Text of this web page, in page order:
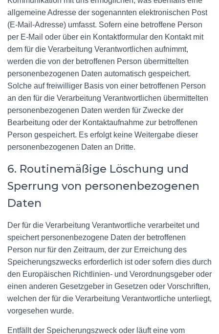
allgemeine Adresse der sogenannten elektronischen Post
(E-Mail-Adresse) umfasst. Sofern eine betroffene Person
per E-Mail oder über ein Kontaktformular den Kontakt mit
dem für die Verarbeitung Verantwortlichen aufnimmt,
werden die von der betroffenen Person übermittelten
personenbezogenen Daten automatisch gespeichert.
Solche auf freiwilliger Basis von einer betroffenen Person
an den für die Verarbeitung Verantwortlichen übermittelten
personenbezogenen Daten werden für Zwecke der
Bearbeitung oder der Kontaktaufnahme zur betroffenen
Person gespeichert. Es erfolgt keine Weitergabe dieser
personenbezogenen Daten an Dritte.
6. Routinemäßige Löschung und
Sperrung von personenbezogenen
Daten
Der für die Verarbeitung Verantwortliche verarbeitet und
speichert personenbezogene Daten der betroffenen
Person nur für den Zeitraum, der zur Erreichung des
Speicherungszwecks erforderlich ist oder sofern dies durch
den Europäischen Richtlinien- und Verordnungsgeber oder
einen anderen Gesetzgeber in Gesetzen oder Vorschriften,
welchen der für die Verarbeitung Verantwortliche unterliegt,
vorgesehen wurde.
Entfällt der Speicherungszweck oder läuft eine vom